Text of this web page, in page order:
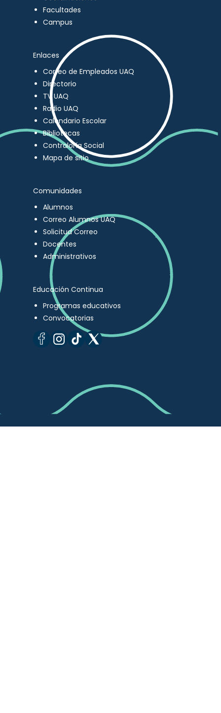
Facultades
Campus
Enlaces
Correo de Empleados UAQ
Directorio
TV UAQ
Radio UAQ
Calendario Escolar
Bibliotecas
Contraloría Social
Mapa de sitio
Comunidades
Alumnos
Correo Alumnos UAQ
Solicitud Correo
Docentes
Administrativos
Educación Continua
Programas educativos
Convocatorias